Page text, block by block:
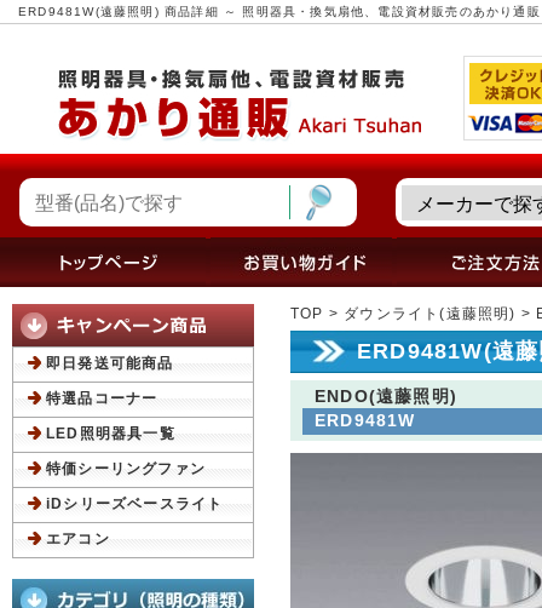
ERD9481W(遠藤照明) 商品詳細 ～ 照明器具・換気扇他、電設資材販売のあかり通販
TOP > ダウンライト(遠藤照明) >
ERD9481W(遠
ENDO(遠藤照明)
ERD9481W
即日発送可能商品
特選品コーナー
LED照明器具一覧
特価シーリングファン
iDシリーズベースライト
エアコン